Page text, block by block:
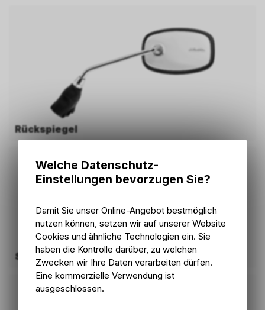
Rückspiegel
Schutzbleche
Welche Datenschutz-
Einstellungen bevorzugen Sie?
Damit Sie unser Online-Angebot bestmöglich
nutzen können, setzen wir auf unserer Website
Cookies und ähnliche Technologien ein. Sie
haben die Kontrolle darüber, zu welchen
Zwecken wir Ihre Daten verarbeiten dürfen.
Eine kommerzielle Verwendung ist
ausgeschlossen.